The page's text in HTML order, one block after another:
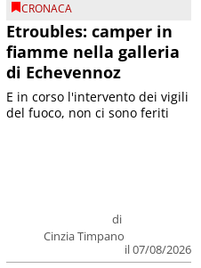
CRONACA
Etroubles: camper in
fiamme nella galleria
di Echevennoz
di
Cinzia Timpano
il 07/08/2026
E in corso l'intervento dei vigili
del fuoco, non ci sono feriti